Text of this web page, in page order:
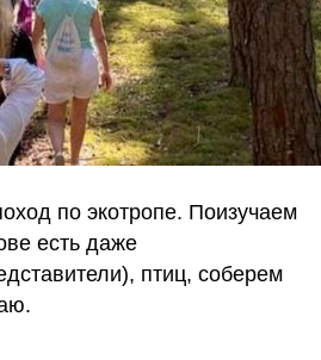
по экотропе. Поизучаем
есть даже
птиц, соберем